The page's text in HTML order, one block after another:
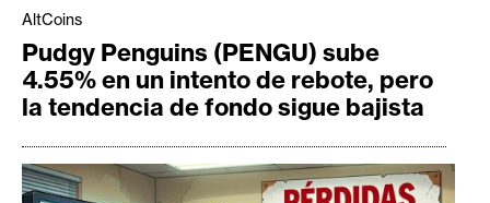
AltCoins
Pudgy Penguins (PENGU) sube
4.55% en un intento de rebote, pero
la tendencia de fondo sigue bajista